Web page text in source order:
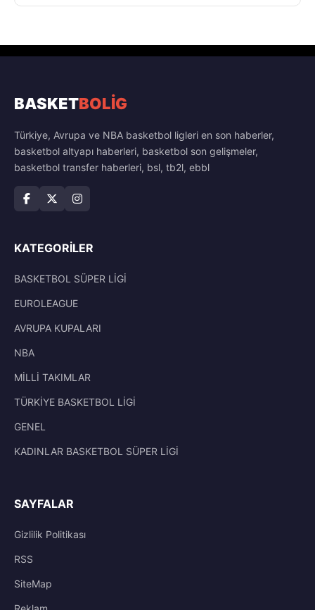
BASKETBOLİG
Türkiye, Avrupa ve NBA basketbol ligleri en son haberler,
basketbol altyapı haberleri, basketbol son gelişmeler,
basketbol transfer haberleri, bsl, tb2l, ebbl
KATEGORILER
BASKETBOL SÜPER LİGİ
EUROLEAGUE
AVRUPA KUPALARI
NBA
MİLLİ TAKIMLAR
TÜRKİYE BASKETBOL LİGİ
GENEL
KADINLAR BASKETBOL SÜPER LİGİ
SAYFALAR
Gizlilik Politikası
RSS
SiteMap